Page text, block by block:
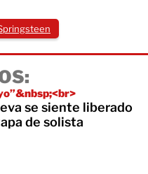
se siente liberado
de solista